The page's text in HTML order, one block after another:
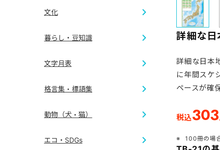
詳細な日
詳細な日本
に年間スケ
ペースが確
税込303
100冊の場
乗り物
フラワー
花鳥画
七福神
外観
文化
暮らし・豆知識
開運
文字月表
格言集・標語集
短冊
動物（犬・猫）
エコ・SDGs